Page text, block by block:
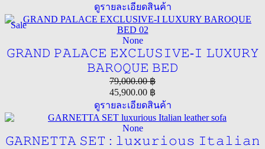
ดูรายละเอียดสินค้า
Sale
None
𝙶𝚁𝙰𝙽𝙳 𝙿𝙰𝙻𝙰𝙲𝙴 𝙴𝚇𝙲𝙻𝚄𝚂𝙸𝚅𝙴-𝙸 𝙻𝚄𝚇𝚄𝚁𝚈
𝙱𝙰𝚁𝙾𝚀𝚄𝙴 𝙱𝙴𝙳
79,000.00฿
45,900.00 ฿
ดูรายละเอียดสินค้า
None
𝙶𝙰𝚁𝙽𝙴𝚃𝚃𝙰 𝚂𝙴𝚃 : 𝚕𝚞𝚡𝚞𝚛𝚒𝚘𝚞𝚜 𝙸𝚝𝚊𝚕𝚒𝚊𝚗